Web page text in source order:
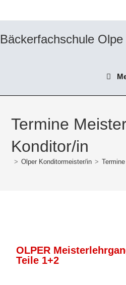
Bäckerfachschule Olpe
Termine
Konditor/in
> Olper Konditormeister/in >
OLPER
Teile 1+2